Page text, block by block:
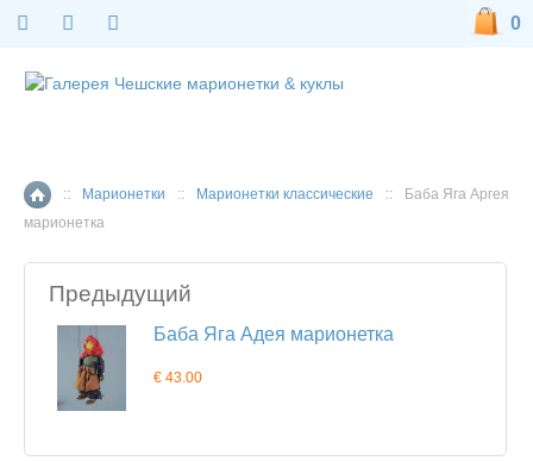
Главная страница
:: Марионетки :: Марионетки классические ::
Баба Яга Аргея
марионетка
Предыдущий
Баба Яга Адея марионетка
€ 43.00
0